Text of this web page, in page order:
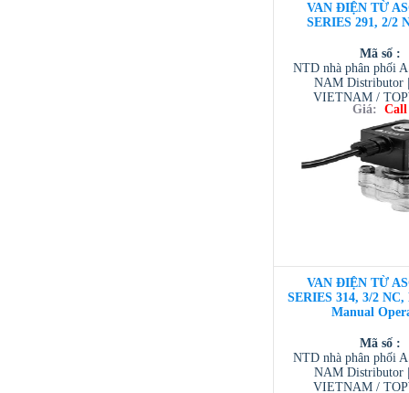
VAN ĐIỆN TỪ
SERIES 291, 2/2
Mã số :
NTD nhà phân phối
NAM Distributor
VIETNAM /
VIETNAM /
/ TESCOM
Giá: Call
VAN ĐIỆN TỪ
SERIES 314, 3/2
Manual
Mã số :
NTD nhà phân phối
NAM Distributor
VIETNAM /